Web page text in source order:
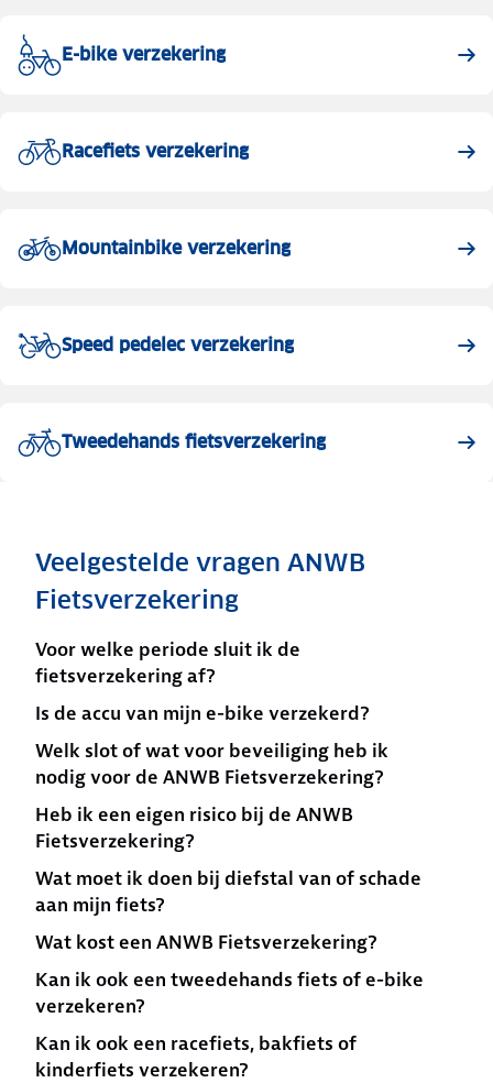
E-bike verzekering
Racefiets verzekering
Mountainbike verzekering
Speed pedelec verzekering
Tweedehands fietsverzekering
Veelgestelde vragen ANWB
Fietsverzekering
Voor welke periode sluit ik de
fietsverzekering af?
Is de accu van mijn e-bike verzekerd?
Welk slot of wat voor beveiliging heb ik
nodig voor de ANWB Fietsverzekering?
Heb ik een eigen risico bij de ANWB
Fietsverzekering?
Wat moet ik doen bij diefstal van of schade
aan mijn fiets?
Wat kost een ANWB Fietsverzekering?
Kan ik ook een tweedehands fiets of e-bike
verzekeren?
Kan ik ook een racefiets, bakfiets of
kinderfiets verzekeren?